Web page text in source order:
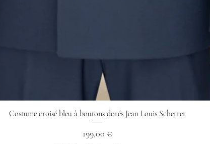
Aperçu rapide
Costume croisé bleu à boutons dorés Jean Louis Scherrer
Prix
199,00 €